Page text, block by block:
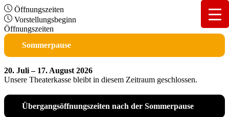
Öffnungszeiten
Vorstellungsbeginn
Öffnungszeiten
Sommerpause
20. Juli – 17. August 2026
Unsere Theaterkasse bleibt in diesem Zeitraum geschlossen.
Übergangsöffnungszeiten nach der Sommerpause